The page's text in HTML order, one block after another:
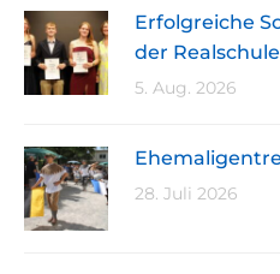
Erfolgreiche
der
5. Aug. 2026
28. Juli 2026